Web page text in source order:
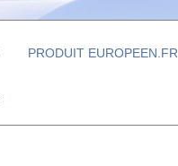
PRODUIT EUROPEEN.FR